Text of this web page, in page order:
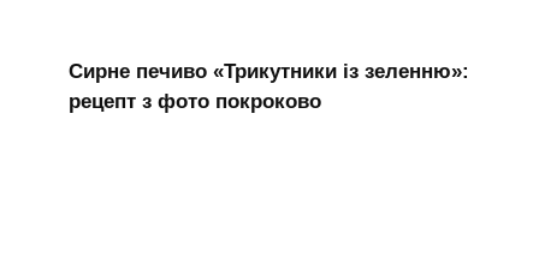
Сирне печиво «Трикутники із зеленню»:
рецепт з фото покроково